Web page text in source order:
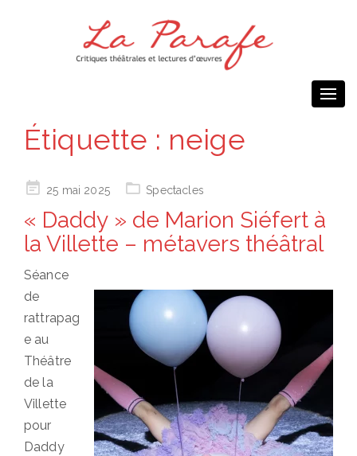
Étiquette : neige
Posted25 mai 2025 Spectacles
« Daddy » de Marion Siéfert à
la Villette – métavers théâtral
Séance
de
rattrapag
e au
Théâtre
de la
Villette
pour
Daddy